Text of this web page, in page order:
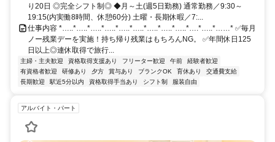
り20日 ◎完全シフト制◎ ◆月～土(週5日勤務) 通常勤務／9:30～
19:15(内実働8時間、休憩60分) 土曜・長期休暇／7:...
仕事内容 *…..*…..*…..*…..*…..*…..*…..*…..*…..*….*…..*……* ✅毎月
ノー残業デーを実施！持ち帰り残業はもちろんNG。 ✅年間休日125
日以上◎連休取得で旅行...
主婦・主夫歓迎 資格取得支援あり フリーター歓迎 午前
経験者歓迎
有資格者歓迎
研修あり 夕方 賞与あり ブランクOK 育休あり
交通費支給
長期歓迎
駅近5分以内 資格取得手当あり シフト制 服装自由
アルバイト・パート